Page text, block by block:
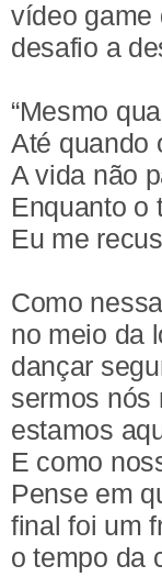
vídeo
desafio a
“Mesmo
Até quando
A vida não
Enquanto o
Eu me
Como
no meio da
dançar
sermos nós
estamos
E como
Pense em
final foi um
o tempo da